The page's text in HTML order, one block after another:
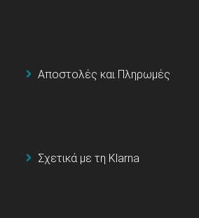
Αποστολές και Πληρωμές
Σχετικά με τη Klarna